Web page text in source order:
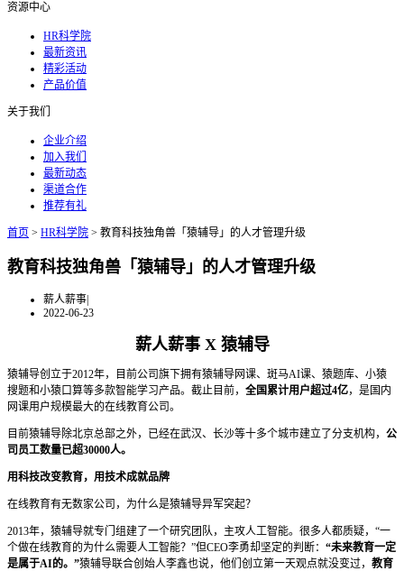
资源中心
HR科学院
最新资讯
精彩活动
产品价值
关于我们
企业介绍
加入我们
最新动态
渠道合作
推荐有礼
首页 > HR科学院 > 教育科技独角兽「猿辅导」的人才管理升级
教育科技独角兽「猿辅导」的人才管理升级
薪人薪事|
2022-06-23
薪人薪事 X 猿辅导
猿辅导创立于2012年，目前公司旗下拥有猿辅导网课、斑马AI课、猿题库、小猿
搜题和小猿口算等多款智能学习产品。截止目前， 全国累计用户超过4亿，是国内
网课用户规模最大的在线教育公司。
目前猿辅导除北京总部之外，已经在武汉、长沙等十多个城市建立了分支机构， 公
司员工数量已超30000人。
用科技改变教育，用技术成就品牌
在线教育有无数家公司，为什么是猿辅导异军突起？
2013年，猿辅导就专门组建了一个研究团队，主攻人工智能。很多人都质疑，“一
个做在线教育的为什么需要人工智能？”但CEO李勇却坚定的判断： “未来教育一定
是属于AI的。”猿辅导联合创始人李鑫也说，他们创立第一天观点就没变过， 教育